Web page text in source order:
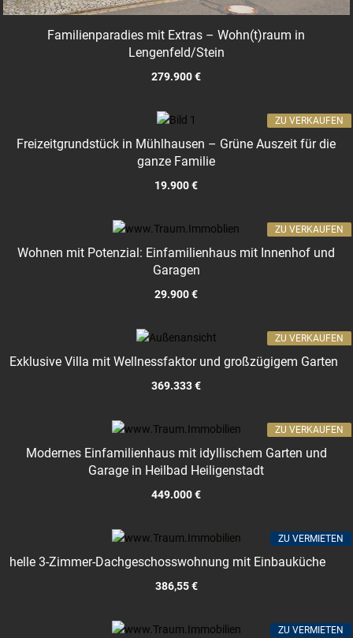
Familienparadies mit Extras – Wohn(t)raum in
Lengenfeld/Stein
279.900 €
Freizeitgrundstück in Mühlhausen – Grüne Auszeit für die
ganze Familie
19.900 €
ZU VERKAUFEN
Wohnen mit Potenzial: Einfamilienhaus mit Innenhof und
Garagen
29.900 €
ZU VERKAUFEN
Exklusive Villa mit Wellnessfaktor und großzügigem Garten
369.333 €
ZU VERKAUFEN
Modernes Einfamilienhaus mit idyllischem Garten und
Garage in Heilbad Heiligenstadt
449.000 €
ZU VERKAUFEN
helle 3-Zimmer-Dachgeschosswohnung mit Einbauküche
386,55 €
ZU VERMIETEN
ZU VERMIETEN